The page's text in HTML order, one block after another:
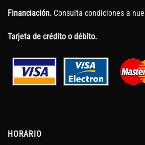
Financiación. Consulta condiciones a
Tarjeta de crédito o débito.
HORARIO